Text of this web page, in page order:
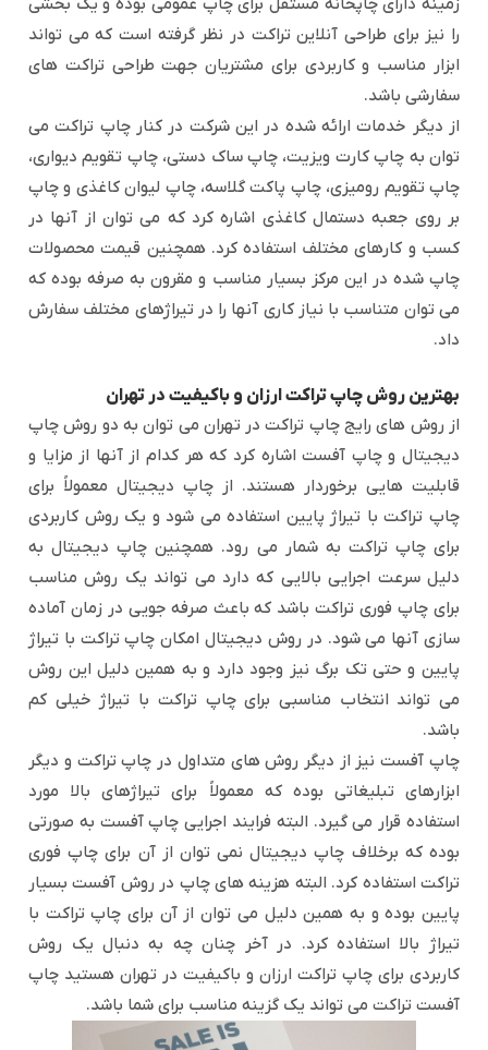
زمینه دارای چاپخانه مستقل برای چاپ عمومی بوده و یک بخشی
را نیز برای طراحی آنلاین تراکت در نظر گرفته است که می تواند
ابزار مناسب و کاربردی برای مشتریان جهت طراحی تراکت های
سفارشی باشد.
از دیگر خدمات ارائه شده در این شرکت در کنار چاپ تراکت می
توان به چاپ کارت ویزیت، چاپ ساک دستی، چاپ تقویم دیواری،
چاپ تقویم رومیزی، چاپ پاکت گلاسه، چاپ لیوان کاغذی و چاپ
بر روی جعبه دستمال کاغذی اشاره کرد که می توان از آنها در
کسب و کارهای مختلف استفاده کرد. همچنین قیمت محصولات
چاپ شده در این مرکز بسیار مناسب و مقرون به صرفه بوده که
می توان متناسب با نیاز کاری آنها را در تیراژهای مختلف سفارش
داد.
بهترین روش چاپ تراکت ارزان و باکیفیت در تهران
از روش های رایج چاپ تراکت در تهران می توان به دو روش چاپ
دیجیتال و چاپ آفست اشاره کرد که هر کدام از آنها از مزایا و
قابلیت هایی برخوردار هستند. از چاپ دیجیتال معمولاً برای
چاپ تراکت با تیراژ پایین استفاده می شود و یک روش کاربردی
برای چاپ تراکت به شمار می رود. همچنین چاپ دیجیتال به
دلیل سرعت اجرایی بالایی که دارد می تواند یک روش مناسب
برای چاپ فوری تراکت باشد که باعث صرفه جویی در زمان آماده
سازی آنها می شود. در روش دیجیتال امکان چاپ تراکت با تیراژ
پایین و حتی تک برگ نیز وجود دارد و به همین دلیل این روش
می تواند انتخاب مناسبی برای چاپ تراکت با تیراژ خیلی کم
باشد.
چاپ آفست نیز از دیگر روش های متداول در چاپ تراکت و دیگر
ابزارهای تبلیغاتی بوده که معمولاً برای تیراژهای بالا مورد
استفاده قرار می گیرد. البته فرایند اجرایی چاپ آفست به صورتی
بوده که برخلاف چاپ دیجیتال نمی توان از آن برای چاپ فوری
تراکت استفاده کرد. البته هزینه های چاپ در روش آفست بسیار
پایین بوده و به همین دلیل می توان از آن برای چاپ تراکت با
تیراژ بالا استفاده کرد. در آخر چنان چه به دنبال یک روش
کاربردی برای چاپ تراکت ارزان و باکیفیت در تهران هستید چاپ
آفست تراکت می تواند یک گزینه مناسب برای شما باشد.